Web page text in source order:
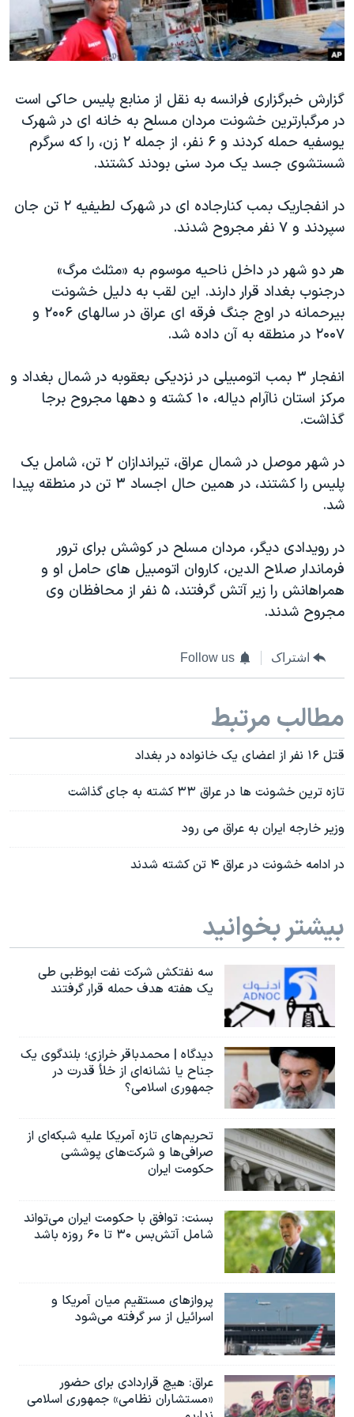
فرهنگ و زندگی
حقوق شهروندی
علم و فناوری
اسرائیل در جنگ
گالری عکس
مستندها
انتخابات ریاست جمهوری آمریکا ۲۰۲۴
رمز مهسا
ورزش زنان در ایران
اعتراضات زن، زندگی، آزادی
تریبونال مردمی آبان ۹۸
چهل سال گروگان‌گیری
قانون شفافیت دارائی کادر رهبری ایران
اعتراضات مردمی آبان ۹۸
نرگس محمدی برنده جایزه نوبل صلح
همایش محافظه‌کاران آمریکا «سی‌پک»
سفر پرزیدنت ترامپ به چین
دنبال کنید
زبانهای مختلف
گزارش خبرگزاری فرانسه به نقل از منابع پلیس حاکی است
در مرگبارترین خشونت مردان مسلح به خانه ای در شهرک
یوسفیه حمله کردند و ۶ نفر، از جمله ۲ زن، را که سرگرم
شستشوی جسد یک مرد سنی بودند کشتند.
در انفجاریک بمب کنارجاده ای در شهرک لطیفیه ۲ تن جان
سپردند و ۷ نفر مجروح شدند.
هر دو شهر در داخل ناحیه موسوم به «مثلث مرگ»
درجنوب بغداد قرار دارند. این لقب به دلیل خشونت
بیرحمانه در اوج جنگ فرقه ای عراق در سالهای ۲۰۰۶ و
۲۰۰۷ در منطقه به آن داده شد.
انفجار ۳ بمب اتومبیلی در نزدیکی بعقوبه در شمال بغداد و
مرکز استان ناآرام دیاله، ۱۰ کشته و دهها مجروح برجا
گذاشت.
در شهر موصل در شمال عراق، تیراندازان ۲ تن، شامل یک
پلیس را کشتند، در همین حال اجساد ۳ تن در منطقه پیدا
شد.
در رویدادی دیگر، مردان مسلح در کوشش برای ترور
فرماندار صلاح الدین، کاروان اتومبیل های حامل او و
همراهانش را زیر آتش گرفتند، ۵ نفر از محافظان وی
مجروح شدند.
اشتراک Follow us
مطالب مرتبط
قتل ۱۶ نفر از اعضای یک خانواده در بغداد
تازه ترین خشونت ها در عراق ۳۳ کشته به جای گذاشت
وزیر خارجه ایران به عراق می رود
در ادامه خشونت در عراق ۴ تن کشته شدند
بیشتر بخوانید
سه نفتکش شرکت نفت ابوظبی طی
یک هفته هدف حمله قرار گرفتند
دیدگاه | محمدباقر خرازی؛ بلندگوی یک
جناح یا نشانه‌ای از خلأ قدرت در
جمهوری اسلامی؟
تحریم‌های تازه آمریکا علیه شبکه‌ای از
صرافی‌ها و شرکت‌های پوششی
حکومت ایران
بسنت: توافق با حکومت ایران می‌تواند
شامل آتش‌بس ۳۰ تا ۶۰ روزه باشد
پروازهای مستقیم میان آمریکا و
اسرائیل از سر گرفته می‌شود
عراق: هیچ قراردادی برای حضور
«مستشاران نظامی» جمهوری اسلامی